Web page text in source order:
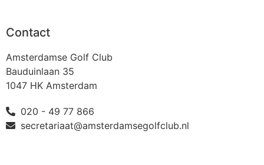
Contact
Amsterdamse Golf Club
Bauduinlaan 35
1047 HK Amsterdam
020 - 49 77 866
secretariaat@amsterdamsegolfclub.nl